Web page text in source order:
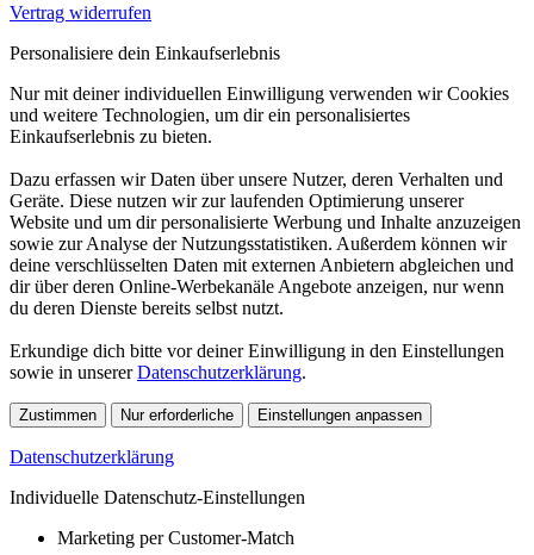
Vertrag widerrufen
Personalisiere dein Einkaufserlebnis
Nur mit deiner individuellen Einwilligung verwenden wir Cookies
und weitere Technologien, um dir ein personalisiertes
Einkaufserlebnis zu bieten.
Dazu erfassen wir Daten über unsere Nutzer, deren Verhalten und
Geräte. Diese nutzen wir zur laufenden Optimierung unserer
Website und um dir personalisierte Werbung und Inhalte anzuzeigen
sowie zur Analyse der Nutzungsstatistiken. Außerdem können wir
deine verschlüsselten Daten mit externen Anbietern abgleichen und
dir über deren Online-Werbekanäle Angebote anzeigen, nur wenn
du deren Dienste bereits selbst nutzt.
Erkundige dich bitte vor deiner Einwilligung in den Einstellungen
sowie in unsererDatenschutzerklärung.
Zustimmen Nur erforderliche Einstellungen anpassen
Datenschutzerklärung
Individuelle Datenschutz-Einstellungen
Marketing per Customer-Match